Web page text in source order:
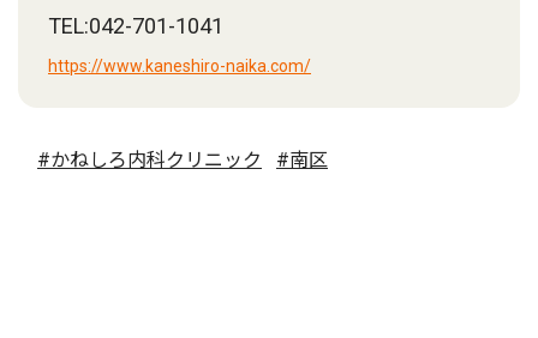
TEL:042-701-1041
https://www.kaneshiro-naika.com/
#かねしろ内科クリニック #南区